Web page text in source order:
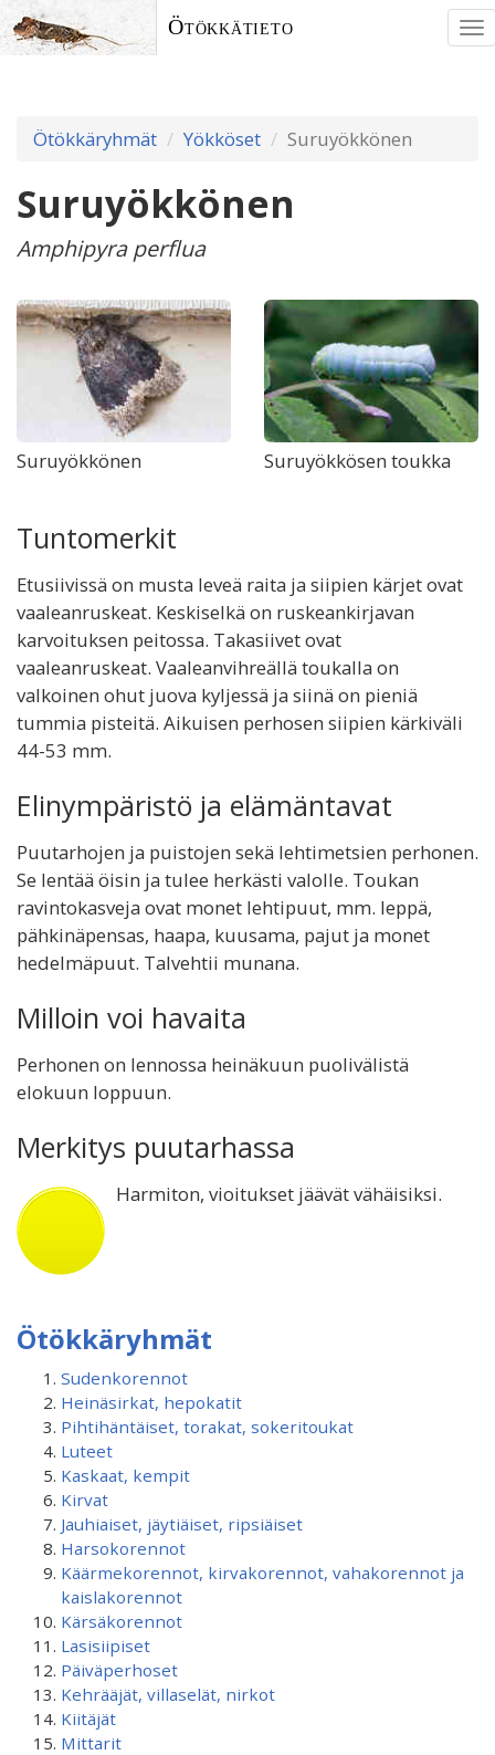
Ötökkätieto
Ötökkäryhmät Yökköset Suruyökkönen
Suruyökkönen
Amphipyra perflua
Suruyökkönen Suruyökkösen toukka
Tuntomerkit
Etusiivissä on musta leveä raita ja siipien kärjet ovat
vaaleanruskeat. Keskiselkä on ruskeankirjavan
karvoituksen peitossa. Takasiivet ovat
vaaleanruskeat. Vaaleanvihreällä toukalla on
valkoinen ohut juova kyljessä ja siinä on pieniä
tummia pisteitä. Aikuisen perhosen siipien kärkiväli
44-53 mm.
Elinympäristö ja elämäntavat
Puutarhojen ja puistojen sekä lehtimetsien perhonen.
Se lentää öisin ja tulee herkästi valolle. Toukan
ravintokasveja ovat monet lehtipuut, mm. leppä,
pähkinäpensas, haapa, kuusama, pajut ja monet
hedelmäpuut. Talvehtii munana.
Milloin voi havaita
Perhonen on lennossa heinäkuun puolivälistä
elokuun loppuun.
Merkitys puutarhassa
Harmiton, vioitukset jäävät vähäisiksi.
Ötökkäryhmät
Sudenkorennot
Heinäsirkat, hepokatit
Pihtihäntäiset, torakat, sokeritoukat
Luteet
Kaskaat, kempit
Kirvat
Jauhiaiset, jäytiäiset, ripsiäiset
Harsokorennot
Käärmekorennot, kirvakorennot, vahakorennot ja
kaislakorennot
Kärsäkorennot
Lasisiipiset
Päiväperhoset
Kehrääjät, villaselät, nirkot
Kiitäjät
Mittarit